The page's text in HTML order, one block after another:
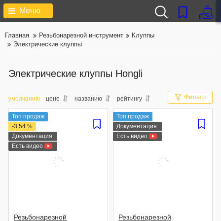
Меню
Главная Резьбонарезной инструмент
Клуппы
Электрические клуппы
Электрические клуппы Hongli
умолчанию цене названию рейтингу Фильтр
Топ продаж
-3.54 %
Документация
Есть видео
Резьбонарезной
Топ продаж
Документация
Есть видео
Резьбонарезной